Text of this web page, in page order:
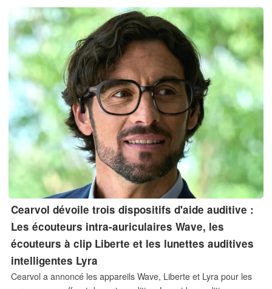
Cearvol dévoile trois dispositifs d'aide auditive :
Les écouteurs intra-auriculaires Wave, les
écouteurs à clip Liberte et les lunettes auditives
intelligentes Lyra
Cearvol a annoncé les appareils Wave, Liberte et Lyra pour les